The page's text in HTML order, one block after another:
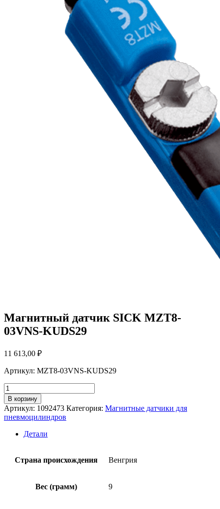
Магнитный датчик SICK MZT8-
03VNS-KUDS29
11 613,00 ₽
Артикул: MZT8-03VNS-KUDS29
Количество
товара
Магнитный
датчик
SICK
MZT8-
03VNS-
В корзину
Артикул: 1092473 Категория: Магнитные датчики для
пневмоцилиндров
Детали
Страна происхождения Венгрия
Вес (грамм) 9